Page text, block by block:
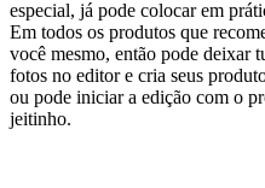
especial, já pode colocar em
Em todos os produtos que
você mesmo, então pode deixar
fotos no editor e cria seus
ou pode iniciar a edição com o
jeitinho.